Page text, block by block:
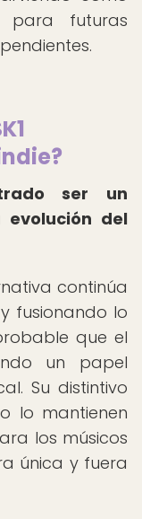
para futuras
ser un
del
continúa
fusionando lo
que el
un papel
Su distintivo
lo mantienen
los músicos
única y fuera